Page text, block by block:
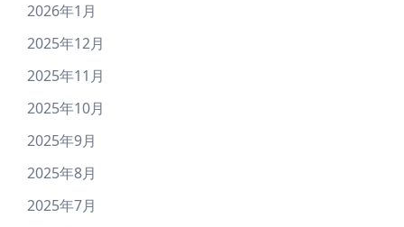
2026年1月
2025年12月
2025年11月
2025年10月
2025年9月
2025年8月
2025年7月